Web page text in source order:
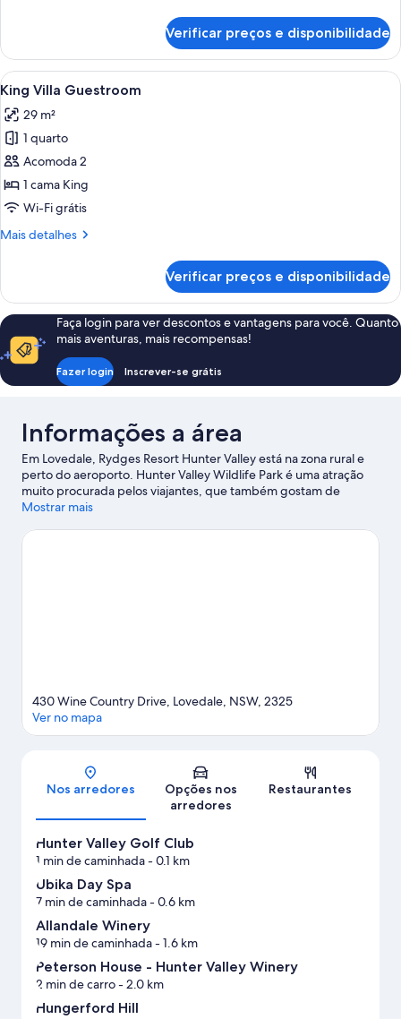
executiva,
quartos
Verificar preços e disponibilidade
Carrega
todas
as
fotos
de
King
Villa
Cama bem arrumada com lençóis
6
King Villa Guestroom
29 m²
1 quarto
Acomoda 2
1 cama King
Wi-Fi grátis
Mais detalhes
Mais
Villa
Guestroom
Verificar preços e disponibilidade
Faça login para ver descontos e vantagens para você. Quanto
mais aventuras, mais recompensas!
Fazer login Inscrever-se grátis
Informações a área
Em Lovedale, Rydges Resort Hunter Valley está na zona rural e
perto do aeroporto. Hunter Valley Wildlife Park é uma atração
muito procurada pelos viajantes, que também gostam de
Hunter Valley Golf Club e Hope Estate, onde encontram agito e
Curta atividades aquáticas como natação nas proximidades ou
Mostrar mais
Mapa
430 Wine Country Drive, Lovedale, NSW, 2325
Ver no mapa
Nos arredores
Opções nos
arredores
Restaurantes
Hunter Valley Golf Club
1 min de caminhada- 0.1 km
Ubika Day Spa
7 min de caminhada- 0.6 km
Allandale Winery
19 min de caminhada- 1.6 km
Peterson House - Hunter Valley Winery
2 min de carro- 2.0 km
Hungerford Hill